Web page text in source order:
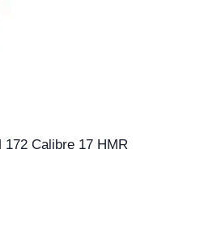
172 Calibre 17 HMR